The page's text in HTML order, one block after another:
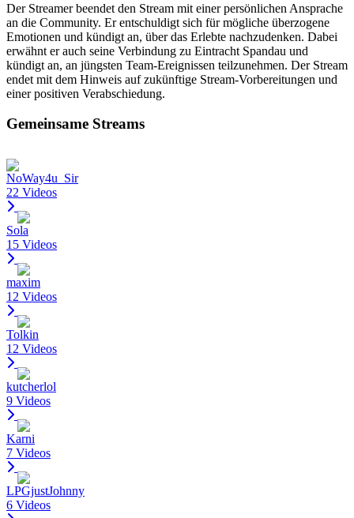
Der Streamer beendet den Stream mit einer persönlichen Ansprache
an die Community. Er entschuldigt sich für mögliche überzogene
Emotionen und kündigt an, über das Erlebte nachzudenken. Dabei
erwähnt er auch seine Verbindung zu Eintracht Spandau und
kündigt an, an jüngsten Team-Ereignissen teilzunehmen. Der Stream
endet mit dem Hinweis auf zukünftige Stream-Vorbereitungen und
einer positiven Verabschiedung.
Gemeinsame Streams
NoWay4u_Sir
22 Videos
Sola
15 Videos
maxim
12 Videos
Tolkin
12 Videos
kutcherlol
9 Videos
Karni
7 Videos
LPGjustJohnny
6 Videos